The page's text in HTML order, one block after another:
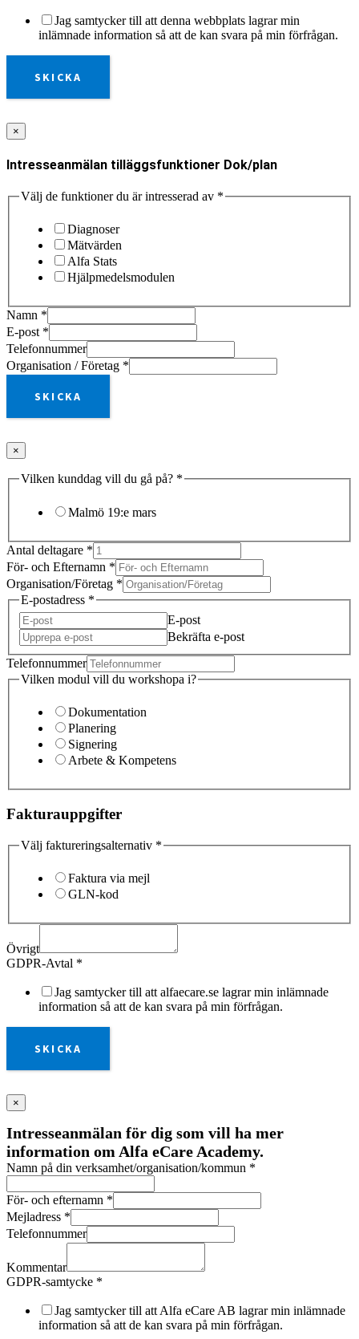
Jag samtycker till att denna webbplats lagrar min
inlämnade information så att de kan svara på min förfrågan.
SKICKA
×
Intresseanmälan tilläggsfunktioner Dok/plan
Välj de funktioner du är intresserad av *
Diagnoser
Mätvärden
Alfa Stats
Hjälpmedelsmodulen
Namn *
E-post *
Telefonnummer
Organisation / Företag *
SKICKA
×
Vilken kunddag vill du gå på? *
Malmö 19:e mars
Antal deltagare *
För- och Efternamn *
Organisation/Företag *
E-postadress *
E-post
Bekräfta e-post
Telefonnummer
Vilken modul vill du workshopa i?
Dokumentation
Planering
Signering
Arbete & Kompetens
Fakturauppgifter
Välj faktureringsalternativ *
Faktura via mejl
GLN-kod
Övrigt
GDPR-Avtal *
Jag samtycker till att alfaecare.se lagrar min inlämnade
information så att de kan svara på min förfrågan.
SKICKA
×
Intresseanmälan för dig som vill ha mer
information om Alfa eCare Academy.
Namn på din verksamhet/organisation/kommun *
För- och efternamn *
Mejladress *
Telefonnummer
Kommentar
GDPR-samtycke *
Jag samtycker till att Alfa eCare AB lagrar min inlämnade
information så att de kan svara på min förfrågan.